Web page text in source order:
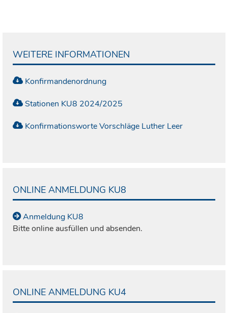
WEITERE INFORMATIONEN
Konfirmandenordnung
Stationen KU8 2024/2025
Konfirmationsworte Vorschläge Luther Leer
ONLINE ANMELDUNG KU8
Anmeldung KU8
Bitte online ausfüllen und absenden.
ONLINE ANMELDUNG KU4